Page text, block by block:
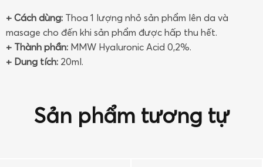
+ Cách dùng: Thoa 1 lượng nhỏ sản phẩm lên da và
masage cho đến khi sản phẩm được hấp thu hết.
+ Thành phần: MMW Hyaluronic Acid 0,2%.
+ Dung tích: 20ml.
Sản phẩm tương tự